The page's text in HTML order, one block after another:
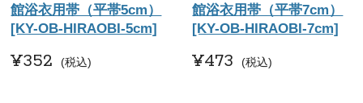
館浴衣用帯（平帯5cm）
[KY-OB-HIRAOBI-5cm]
¥352 税込
館浴衣用帯（平帯7cm）
[KY-OB-HIRAOBI-7cm]
¥473 税込